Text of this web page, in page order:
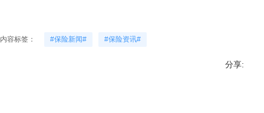
#保险新闻# #保险资讯#
内容标签：
分享: